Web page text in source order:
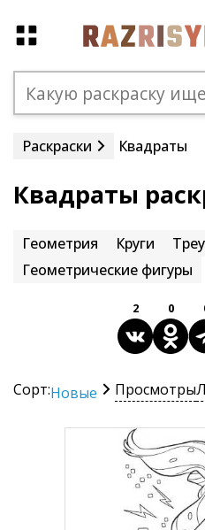
Раскраски Квадраты
Квадраты
Геометрия Круги
Геометрические фигуры
2 0
Сорт:Новые Просмотры